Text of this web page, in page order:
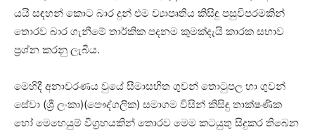
යයි සඳහන් කොට බාර දුන් එම ව්‍යාපෘතිය කිසිඳු පසුවිපරමකින්
තොරව බාර ගැනීමේ තාර්කික පදනම කුමක්දැයි කාරක සභාව
ප්‍රශ්න කරනු ලැබීය.
මෙහිදී අනාවරණය වුයේ සීමාසහිත ගුවන් තොටුපල හා ගුවන්
සේවා (ශ්‍රී ලංකා)(පෞද්ගලික) සමාගම විසින් කිසිඳු තාක්ෂණික
හෝ මෙහෙයුම් විග්‍රහයකින් තොරව මෙම කටයුතු සිදුකර තිබෙන